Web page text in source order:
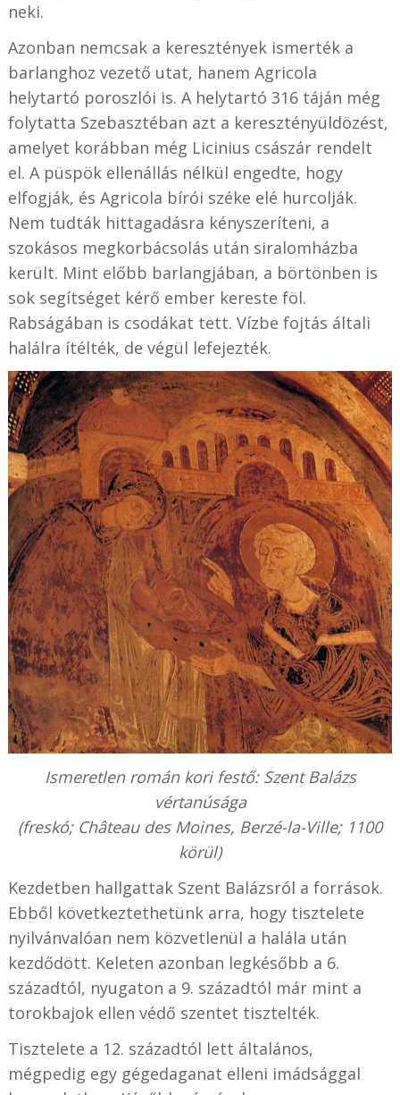
neki.
Azonban nemcsak a keresztények ismerték a
barlanghoz vezető utat, hanem Agricola
helytartó poroszlói is. A helytartó 316 táján még
folytatta Szebasztéban azt a keresztényüldözést,
amelyet korábban még Licinius császár rendelt
el. A püspök ellenállás nélkül engedte, hogy
elfogják, és Agricola bírói széke elé hurcolják.
Nem tudták hittagadásra kényszeríteni, a
szokásos megkorbácsolás után siralomházba
került. Mint előbb barlangjában, a börtönben is
sok segítséget kérő ember kereste föl.
Rabságában is csodákat tett. Vízbe fojtás általi
halálra ítélték, de végül lefejezték.
Ismeretlen román kori festő: Szent Balázs
vértanúsága
(freskó; Château des Moines, Berzé-la-Ville; 1100
körül)
Kezdetben hallgattak Szent Balázsról a források.
Ebből következtethetünk arra, hogy tisztelete
nyilvánvalóan nem közvetlenül a halála után
kezdődött. Keleten azonban legkésőbb a 6.
századtól, nyugaton a 9. századtól már mint a
torokbajok ellen védő szentet tisztelték.
Tisztelete a 12. századtól lett általános,
mégpedig egy gégedaganat elleni imádsággal